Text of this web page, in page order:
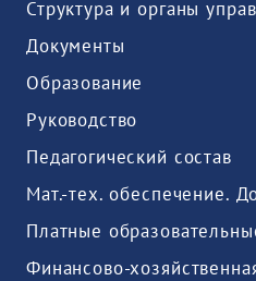
Структура и органы
Документы
Образование
Руководство
Педагогический состав
Мат.-тех. обеспечение.
Платные
Финансово-